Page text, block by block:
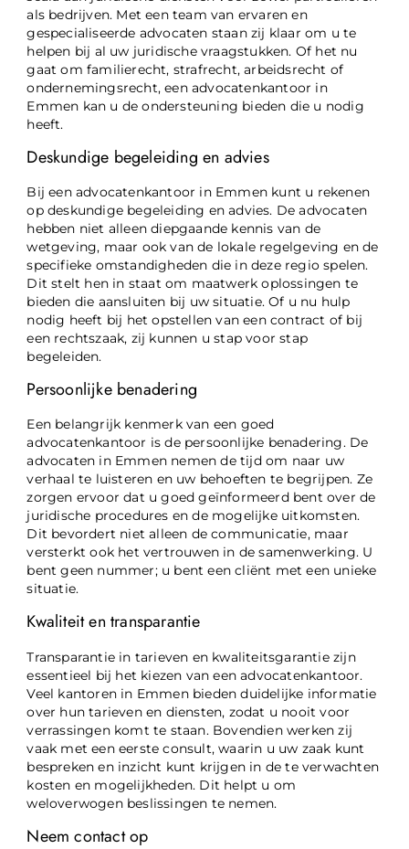
als bedrijven. Met een team van ervaren en
gespecialiseerde advocaten staan zij klaar om u te
helpen bij al uw juridische vraagstukken. Of het nu
gaat om familierecht, strafrecht, arbeidsrecht of
ondernemingsrecht, een advocatenkantoor in
Emmen kan u de ondersteuning bieden die u nodig
heeft.
Deskundige begeleiding en advies
Bij een advocatenkantoor in Emmen kunt u rekenen
op deskundige begeleiding en advies. De advocaten
hebben niet alleen diepgaande kennis van de
wetgeving, maar ook van de lokale regelgeving en de
specifieke omstandigheden die in deze regio spelen.
Dit stelt hen in staat om maatwerk oplossingen te
bieden die aansluiten bij uw situatie. Of u nu hulp
nodig heeft bij het opstellen van een contract of bij
een rechtszaak, zij kunnen u stap voor stap
begeleiden.
Persoonlijke benadering
Een belangrijk kenmerk van een goed
advocatenkantoor is de persoonlijke benadering. De
advocaten in Emmen nemen de tijd om naar uw
verhaal te luisteren en uw behoeften te begrijpen. Ze
zorgen ervoor dat u goed geïnformeerd bent over de
juridische procedures en de mogelijke uitkomsten.
Dit bevordert niet alleen de communicatie, maar
versterkt ook het vertrouwen in de samenwerking. U
bent geen nummer; u bent een cliënt met een unieke
situatie.
Kwaliteit en transparantie
Transparantie in tarieven en kwaliteitsgarantie zijn
essentieel bij het kiezen van een advocatenkantoor.
Veel kantoren in Emmen bieden duidelijke informatie
over hun tarieven en diensten, zodat u nooit voor
verrassingen komt te staan. Bovendien werken zij
vaak met een eerste consult, waarin u uw zaak kunt
bespreken en inzicht kunt krijgen in de te verwachten
kosten en mogelijkheden. Dit helpt u om
weloverwogen beslissingen te nemen.
Neem contact op